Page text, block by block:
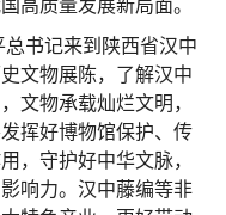
高质量发展新局面。
书记来到陕西省汉中
文物展陈，了解汉中
文物承载灿烂文明，
挥好博物馆保护、传
，守护好中华文脉，
响力。汉中藤编等非